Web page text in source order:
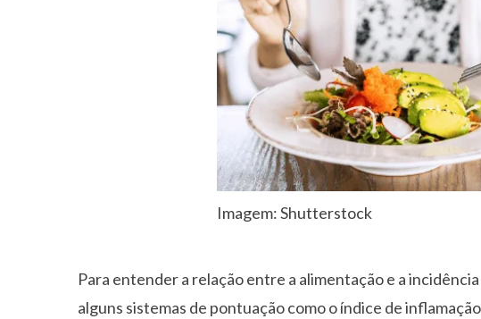
Imagem: Shutterstock
Para entender a relação entre a alimentação e a
alguns sistemas de pontuação como o índice de